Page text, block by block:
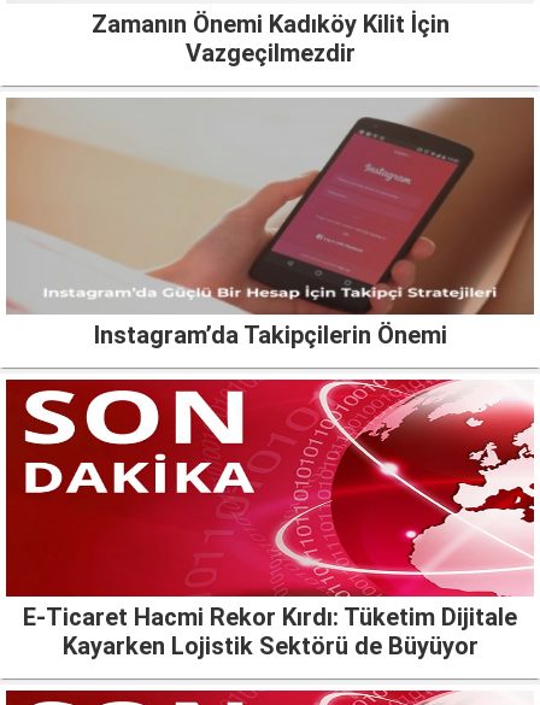
Zamanın Önemi Kadıköy Kilit İçin
Vazgeçilmezdir
Instagram’da Takipçilerin Önemi
E-Ticaret Hacmi Rekor Kırdı: Tüketim Dijitale
Kayarken Lojistik Sektörü de Büyüyor